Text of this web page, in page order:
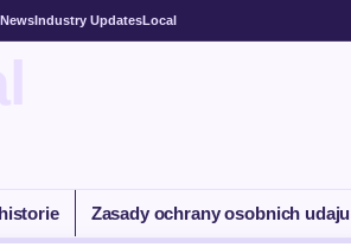
Industry UpdatesLocal
Zasady ochrany osobnich udaju